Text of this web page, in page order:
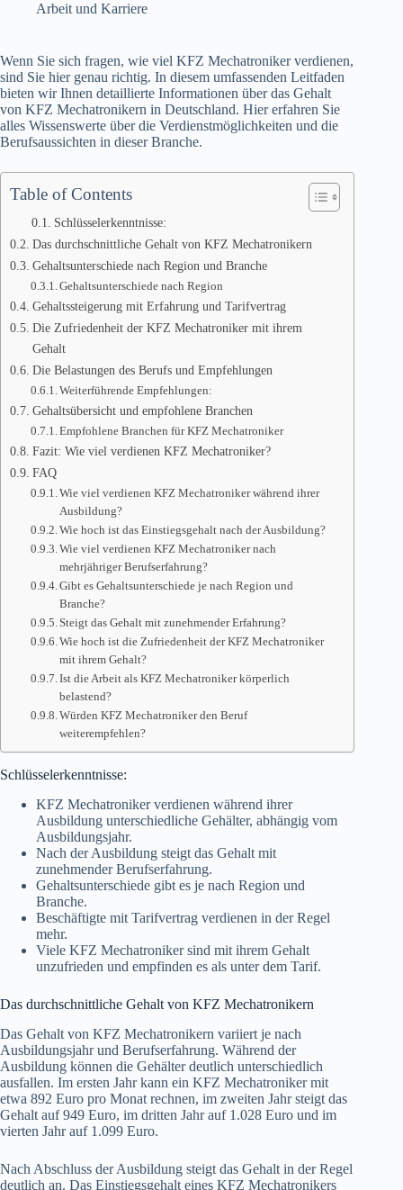
Arbeit und Karriere
Wenn Sie sich fragen, wie viel KFZ Mechatroniker verdienen,
sind Sie hier genau richtig. In diesem umfassenden Leitfaden
bieten wir Ihnen detaillierte Informationen über das Gehalt
von KFZ Mechatronikern in Deutschland. Hier erfahren Sie
alles Wissenswerte über die Verdienstmöglichkeiten und die
Berufsaussichten in dieser Branche.
Table of Contents
Schlüsselerkenntnisse:
Das durchschnittliche Gehalt von KFZ Mechatronikern
Gehaltsunterschiede nach Region und Branche
Gehaltsunterschiede nach Region
Gehaltssteigerung mit Erfahrung und Tarifvertrag
Die Zufriedenheit der KFZ Mechatroniker mit ihrem
Gehalt
Die Belastungen des Berufs und Empfehlungen
Weiterführende Empfehlungen:
Gehaltsübersicht und empfohlene Branchen
Empfohlene Branchen für KFZ Mechatroniker
Fazit: Wie viel verdienen KFZ Mechatroniker?
FAQ
Wie viel verdienen KFZ Mechatroniker während ihrer
Ausbildung?
Wie hoch ist das Einstiegsgehalt nach der Ausbildung?
Wie viel verdienen KFZ Mechatroniker nach
mehrjähriger Berufserfahrung?
Gibt es Gehaltsunterschiede je nach Region und
Branche?
Steigt das Gehalt mit zunehmender Erfahrung?
Wie hoch ist die Zufriedenheit der KFZ Mechatroniker
mit ihrem Gehalt?
Ist die Arbeit als KFZ Mechatroniker körperlich
belastend?
Würden KFZ Mechatroniker den Beruf
weiterempfehlen?
Schlüsselerkenntnisse:
KFZ Mechatroniker verdienen während ihrer
Ausbildung unterschiedliche Gehälter, abhängig vom
Ausbildungsjahr.
Nach der Ausbildung steigt das Gehalt mit
zunehmender Berufserfahrung.
Gehaltsunterschiede gibt es je nach Region und
Branche.
Beschäftigte mit Tarifvertrag verdienen in der Regel
mehr.
Viele KFZ Mechatroniker sind mit ihrem Gehalt
unzufrieden und empfinden es als unter dem Tarif.
Das durchschnittliche Gehalt von KFZ Mechatronikern
Das Gehalt von KFZ Mechatronikern variiert je nach
Ausbildungsjahr und Berufserfahrung. Während der
Ausbildung können die Gehälter deutlich unterschiedlich
ausfallen. Im ersten Jahr kann ein KFZ Mechatroniker mit
etwa 892 Euro pro Monat rechnen, im zweiten Jahr steigt das
Gehalt auf 949 Euro, im dritten Jahr auf 1.028 Euro und im
vierten Jahr auf 1.099 Euro.
Nach Abschluss der Ausbildung steigt das Gehalt in der Regel
deutlich an. Das Einstiegsgehalt eines KFZ Mechatronikers